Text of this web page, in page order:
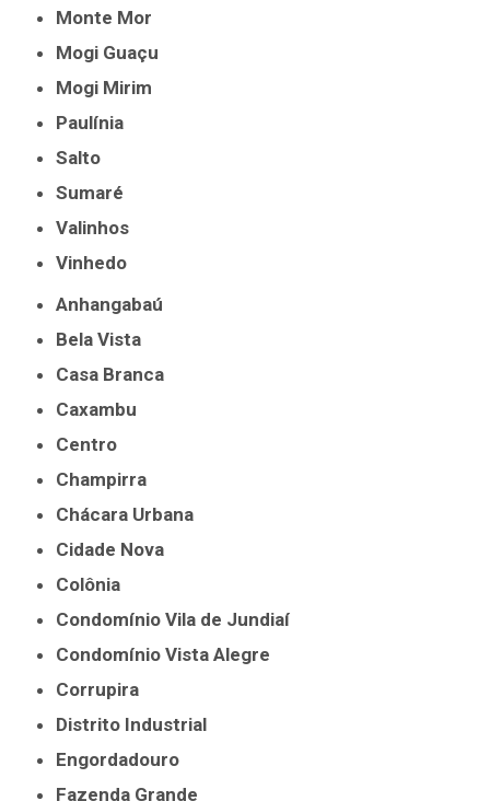
Monte Mor
Mogi Guaçu
Mogi Mirim
Paulínia
Salto
Sumaré
Valinhos
Vinhedo
Anhangabaú
Bela Vista
Casa Branca
Caxambu
Centro
Champirra
Chácara Urbana
Cidade Nova
Colônia
Condomínio Vila de Jundiaí
Condomínio Vista Alegre
Corrupira
Distrito Industrial
Engordadouro
Fazenda Grande